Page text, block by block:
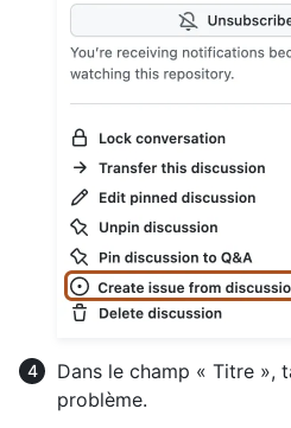
Dans le champ « Titre »,
problème.